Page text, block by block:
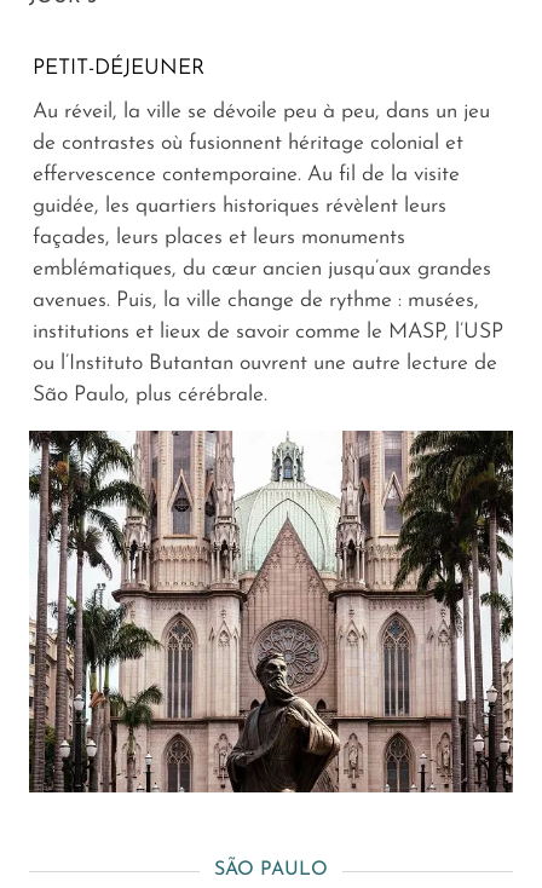
PETIT-DÉJEUNER
Au réveil, la ville se dévoile peu à peu, dans un jeu
de contrastes où fusionnent héritage colonial et
effervescence contemporaine. Au fil de la visite
guidée, les quartiers historiques révèlent leurs
façades, leurs places et leurs monuments
emblématiques, du cœur ancien jusqu’aux grandes
avenues. Puis, la ville change de rythme : musées,
institutions et lieux de savoir comme le MASP, l’USP
ou l’Instituto Butantan ouvrent une autre lecture de
São Paulo, plus cérébrale.
SÃO PAULO